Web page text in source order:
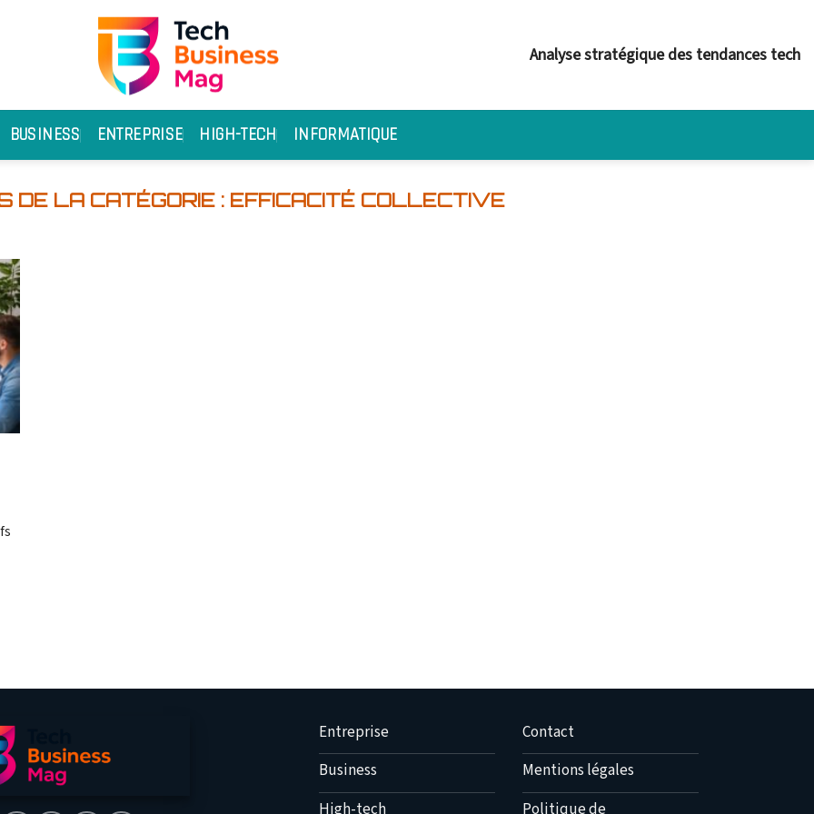
Analyse stratégique des tendances tech
BUSINESS ENTREPRISE HIGH-TECH INFORMATIQUE
EFFICACITÉ COLLECTIVE
Entreprise
Business
High-tech
Contact
Mentions légales
Politique de